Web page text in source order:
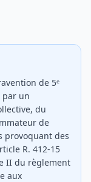
de 5ᵉ
par un
du
de
provoquant des
R. 412-15
II du règlement
aux